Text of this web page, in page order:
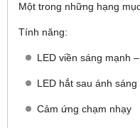
Một trong những hạng
Tính năng:
LED viền sáng mạnh
LED hắt sau ánh sáng
Cảm ứng chạm nhạy